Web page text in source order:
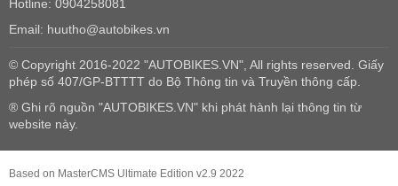
Hotline: 0904258081
Email: huutho@autobikes.vn
© Copyright 2016-2022 "AUTOBIKES.VN", All rights reserved. Giấy
phép số 407/GP-BTTTT do Bộ Thông tin và Truyền thông cấp.
® Ghi rõ nguồn "AUTOBIKES.VN" khi phát hành lại thông tin từ
website này.
Based on MasterCMS Ultimate Edition v2.9 2022